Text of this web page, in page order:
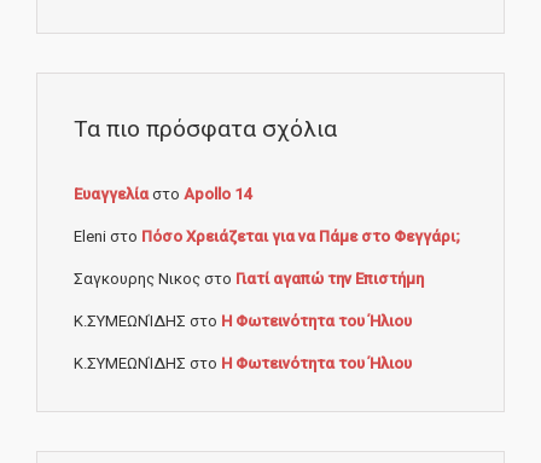
Τα πιο πρόσφατα σχόλια
Ευαγγελίαστο Apollo 14
Eleni στο Πόσο Χρειάζεται για να Πάμε στο Φεγγάρι;
Σαγκουρης Νικος στο Γιατί αγαπώ την Επιστήμη
Κ.ΣΥΜΕΩΝΊΔΗΣ στο Η Φωτεινότητα του Ήλιου
Κ.ΣΥΜΕΩΝΊΔΗΣ στο Η Φωτεινότητα του Ήλιου